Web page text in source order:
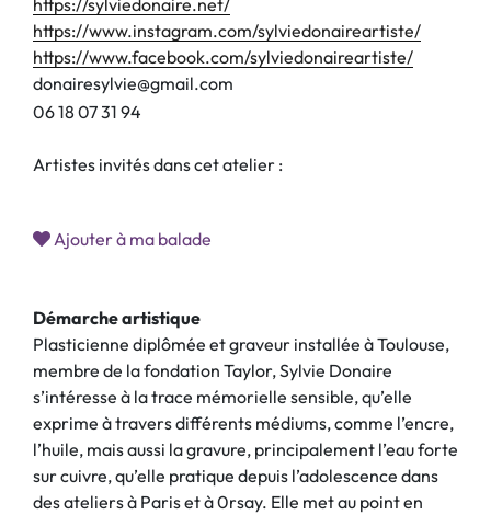
https://www.instagram.com/sylviedonaireartiste/
https://www.facebook.com/sylviedonaireartiste/
donairesylvie@gmail.com
0618 0731 94
Artistes invités dans cet atelier :
Ajouter à ma balade
Démarche artistique
Plasticienne diplômée et graveur installée à Toulouse,
membre de la fondation Taylor, Sylvie Donaire
s’intéresse à la trace mémorielle sensible, qu’elle
exprime à travers différents médiums, comme l’encre,
l’huile, mais aussi la gravure, principalement l’eau forte
sur cuivre, qu’elle pratique depuis l’adolescence dans
des ateliers à Paris et à 0rsay. Elle met au point en